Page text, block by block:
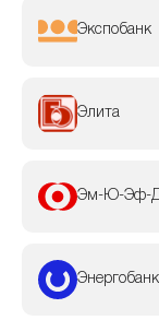
Экспобанк
Элита
Эм-Ю-Эф-
Энергобанк